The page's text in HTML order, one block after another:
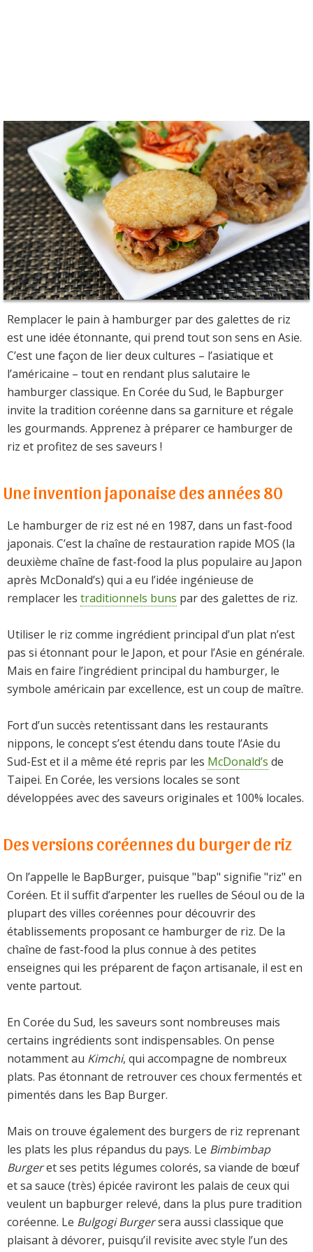
Remplacer le pain à hamburger par des galettes de riz
est une idée étonnante, qui prend tout son sens en Asie.
C’est une façon de lier deux cultures – l’asiatique et
l’américaine – tout en rendant plus salutaire le
hamburger classique. En Corée du Sud, le Bapburger
invite la tradition coréenne dans sa garniture et régale
les gourmands. Apprenez à préparer ce hamburger de
riz et profitez de ses saveurs !
Une invention japonaise des années 80
Le hamburger de riz est né en 1987, dans un fast-food
japonais. C’est la chaîne de restauration rapide MOS (la
deuxième chaîne de fast-food la plus populaire au Japon
après McDonald’s) qui a eu l’idée ingénieuse de
remplacer les traditionnels buns par des galettes de riz.
Utiliser le riz comme ingrédient principal d’un plat n’est
pas si étonnant pour le Japon, et pour l’Asie en générale.
Mais en faire l’ingrédient principal du hamburger, le
symbole américain par excellence, est un coup de maître.
Fort d’un succès retentissant dans les restaurants
nippons, le concept s’est étendu dans toute l’Asie du
Sud-Est et il a même été repris par les McDonald’s de
Taipei. En Corée, les versions locales se sont
développées avec des saveurs originales et 100% locales.
Des versions coréennes du burger de riz
On l’appelle le BapBurger, puisque "bap" signifie "riz" en
Coréen. Et il suffit d’arpenter les ruelles de Séoul ou de la
plupart des villes coréennes pour découvrir des
établissements proposant ce hamburger de riz. De la
chaîne de fast-food la plus connue à des petites
enseignes qui les préparent de façon artisanale, il est en
vente partout.
En Corée du Sud, les saveurs sont nombreuses mais
certains ingrédients sont indispensables. On pense
notamment au Kimchi, qui accompagne de nombreux
plats. Pas étonnant de retrouver ces choux fermentés et
pimentés dans les Bap Burger.
Mais on trouve également des burgers de riz reprenant
les plats les plus répandus du pays. Le Bimbimbap
Burgeret ses petits légumes colorés, sa viande de bœuf
et sa sauce (très) épicée raviront les palais de ceux qui
veulent un bapburger relevé, dans la plus pure tradition
coréenne. Le Bulgogi Burgersera aussi classique que
plaisant à dévorer, puisqu’il revisite avec style l’un des